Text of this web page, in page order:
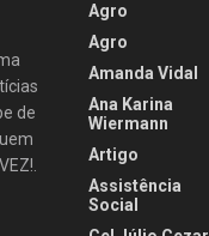
de
Agro
Agro
Amanda Vidal
Ana Karina
Wiermann
Artigo
Assistência
Social